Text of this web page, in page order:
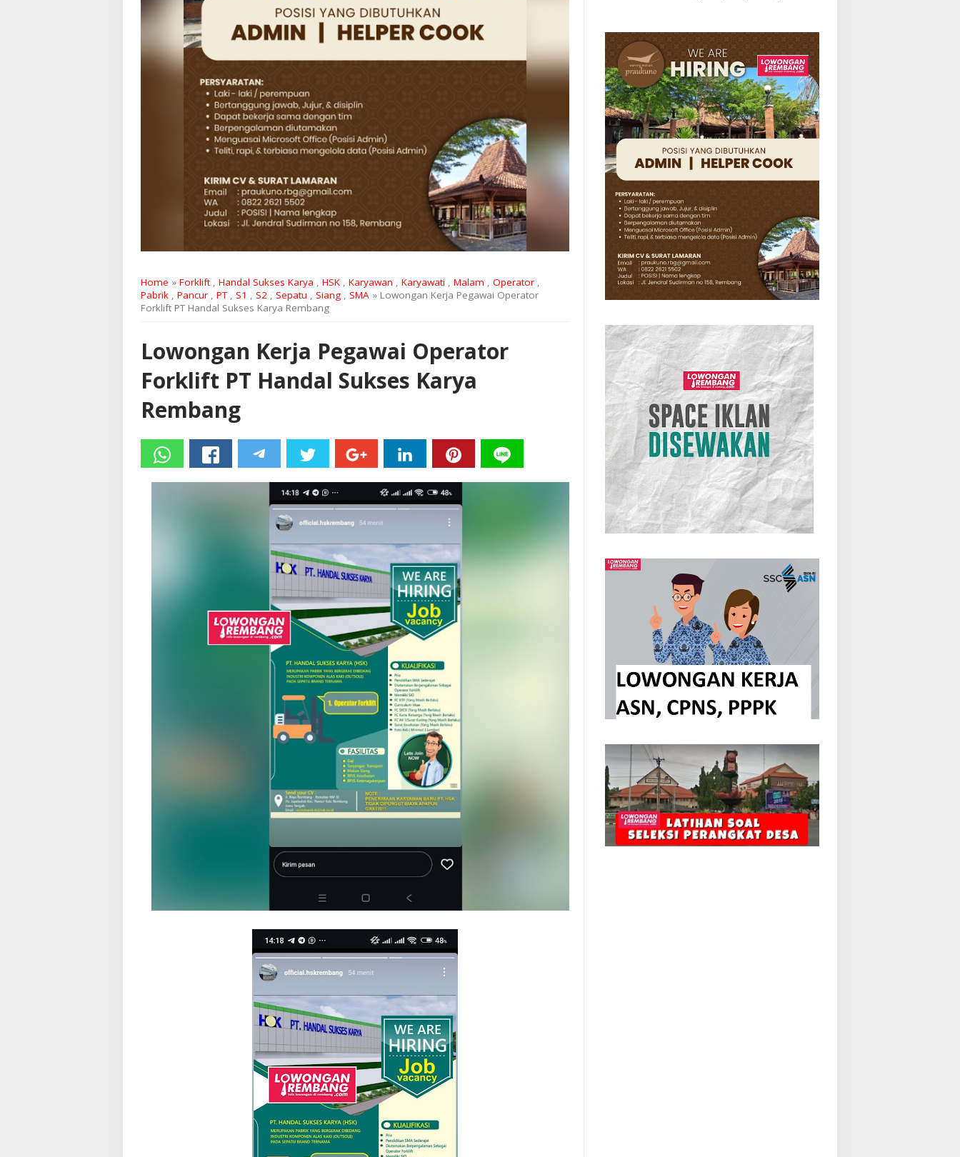
Home » Forklift, Handal Sukses Karya , HSK , Karyawan , Karyawati , Malam , Operator ,
Pabrik , Pancur , PT , S1 , S2 , Sepatu , Siang , SMA » Lowongan Kerja Pegawai Operator
Forklift PT Handal Sukses Karya Rembang
Lowongan Kerja Pegawai Operator
Forklift PT Handal Sukses Karya
Rembang